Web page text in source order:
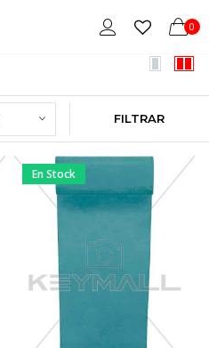
0
FILTRAR
En Stock